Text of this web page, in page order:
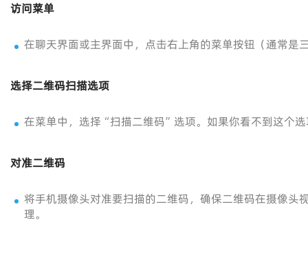
访问菜单
在聊天界面或主界面中，点击右上角的菜单按钮（通常是
选择二维码扫描选项
在菜单中，选择“扫描二维码”选项。如果你看不到这个
对准二维码
将手机摄像头对准要扫描的二维码，确保二维码在摄像
理。